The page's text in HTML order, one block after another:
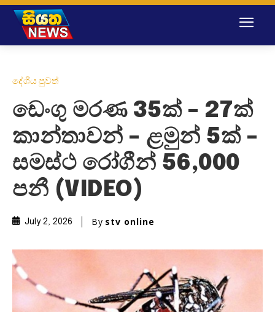
දේශීය පුවත්
ඩෙංගු මරණ 35ක් – 27ක්
කාන්තාවන් – ළමුන් 5ක් –
සමස්ථ රෝගීන් 56,000
පනී (VIDEO)
July 2, 2026 By stv online